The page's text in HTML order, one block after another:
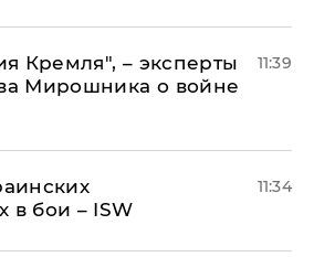
Кремля", – эксперты
Мирошника о войне
11:39
в бои – ISW
11:34